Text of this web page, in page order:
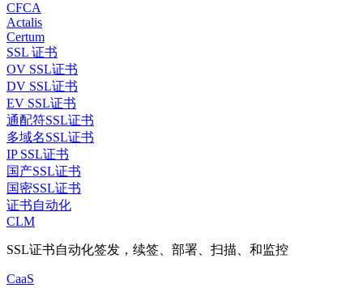
CFCA
Actalis
Certum
SSL 证书
OV SSL证书
DV SSL证书
EV SSL证书
通配符SSL证书
多域名SSL证书
IP SSL证书
国产SSL证书
国密SSL证书
证书自动化
CLM
SSL证书自动化签发，续签、部署、扫描、和监控
CaaS